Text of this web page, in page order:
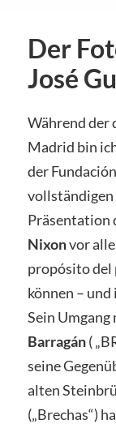
Der
José
Während der
Madrid bin
der
vollständigen
Präsentation
Nixonvor
propósito del
können –
Sein
Barragán(
seine
alten
(„Brechas“)